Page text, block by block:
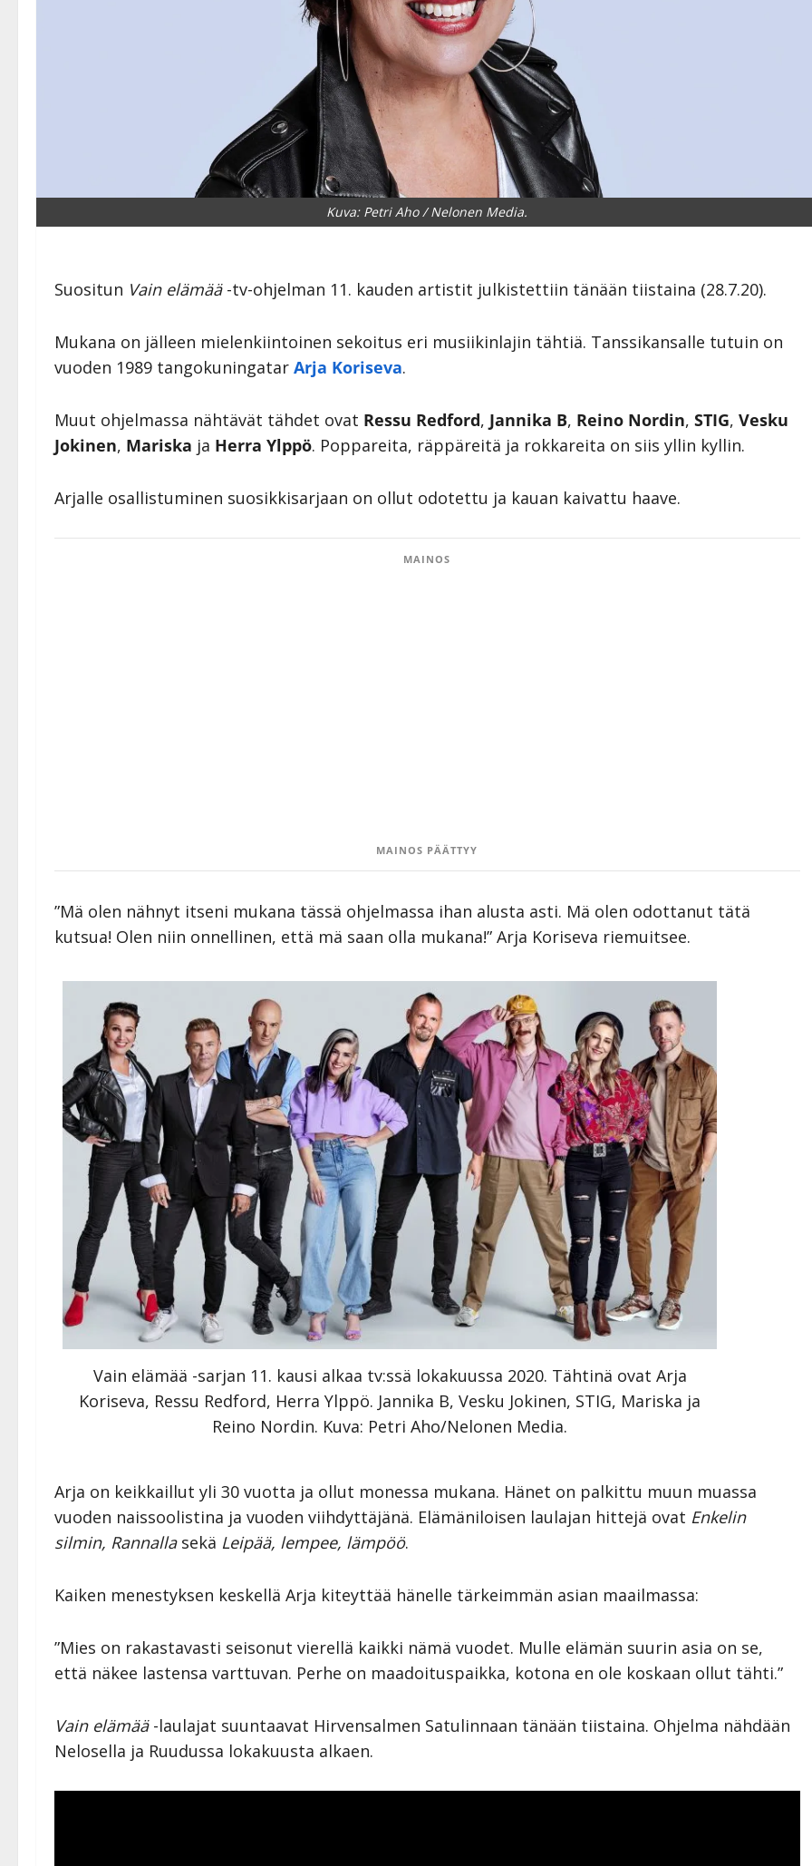
Kuva: Petri Aho / Nelonen Media.
Suositun Vain elämää-tv-ohjelman 11. kauden artistit julkistettiin tänään tiistaina (28.7.20).
Mukana on jälleen mielenkiintoinen sekoitus eri musiikinlajin tähtiä. Tanssikansalle tutuin on
vuoden 1989 tangokuningatar Arja Koriseva.
Muut ohjelmassa nähtävät tähdet ovat Ressu Redford, Jannika B, Reino Nordin, STIG, Vesku
Jokinen, Mariska ja Herra Ylppö. Poppareita, räppäreitä ja rokkareita on siis yllin kyllin.
Arjalle osallistuminen suosikkisarjaan on ollut odotettu ja kauan kaivattu haave.
MAINOS
MAINOS PÄÄTTYY
”Mä olen nähnyt itseni mukana tässä ohjelmassa ihan alusta asti. Mä olen odottanut tätä
kutsua! Olen niin onnellinen, että mä saan olla mukana!” Arja Koriseva riemuitsee.
Vain elämää -sarjan 11. kausi alkaa tv:ssä lokakuussa 2020. Tähtinä ovat Arja
Koriseva, Ressu Redford, Herra Ylppö. Jannika B, Vesku Jokinen, STIG, Mariska ja
Reino Nordin. Kuva: Petri Aho/Nelonen Media.
Arja on keikkaillut yli 30 vuotta ja ollut monessa mukana. Hänet on palkittu muun muassa
vuoden naissoolistina ja vuoden viihdyttäjänä. Elämäniloisen laulajan hittejä ovat Enkelin
silmin, Rannallasekä Leipää, lempee, lämpöö.
Kaiken menestyksen keskellä Arja kiteyttää hänelle tärkeimmän asian maailmassa:
”Mies on rakastavasti seisonut vierellä kaikki nämä vuodet. Mulle elämän suurin asia on se,
että näkee lastensa varttuvan. Perhe on maadoituspaikka, kotona en ole koskaan ollut tähti.”
Vain elämää-laulajat suuntaavat Hirvensalmen Satulinnaan tänään tiistaina. Ohjelma nähdään
Nelosella ja Ruudussa lokakuusta alkaen.